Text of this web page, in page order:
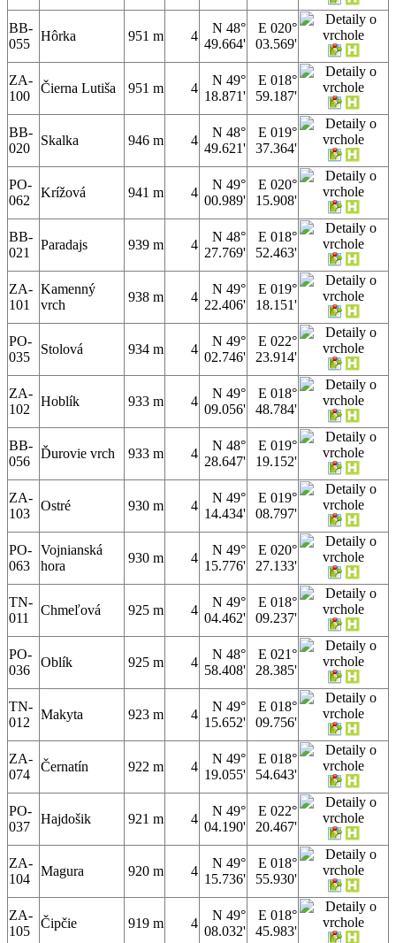
BB-
055
Hôrka 951 m 4
N 48°
49.664'
E 020°
03.569'
ZA-
100
Čierna Lutiša 951 m 4
N 49°
18.871'
E 018°
59.187'
BB-
020
Skalka 946 m 4
N 48°
49.621'
E 019°
37.364'
PO-
062
Krížová 941 m 4
N 49°
00.989'
E 020°
15.908'
BB-
021
Paradajs 939 m 4
N 48°
27.769'
E 018°
52.463'
ZA-
101
Kamenný
vrch
938 m 4
N 49°
22.406'
E 019°
18.151'
PO-
035
Stolová 934 m 4
N 49°
02.746'
E 022°
23.914'
ZA-
102
Hoblík 933 m 4
N 49°
09.056'
E 018°
48.784'
BB-
056
Ďurovie vrch 933 m 4
N 48°
28.647'
E 019°
19.152'
ZA-
103
Ostré 930 m 4
N 49°
14.434'
E 019°
08.797'
PO-
063
Vojnianská
hora
930 m 4
N 49°
15.776'
E 020°
27.133'
TN-
011
Chmeľová 925 m 4
N 49°
04.462'
E 018°
09.237'
PO-
036
Oblík 925 m 4
N 48°
58.408'
E 021°
28.385'
TN-
012
Makyta 923 m 4
N 49°
15.652'
E 018°
09.756'
ZA-
074
Černatín 922 m 4
N 49°
19.055'
E 018°
54.643'
PO-
037
Hajdošik 921 m 4
N 49°
04.190'
E 022°
20.467'
ZA-
104
Magura 920 m 4
N 49°
15.736'
E 018°
55.930'
ZA-
105
Čipčie 919 m 4
N 49°
08.032'
E 018°
45.983'